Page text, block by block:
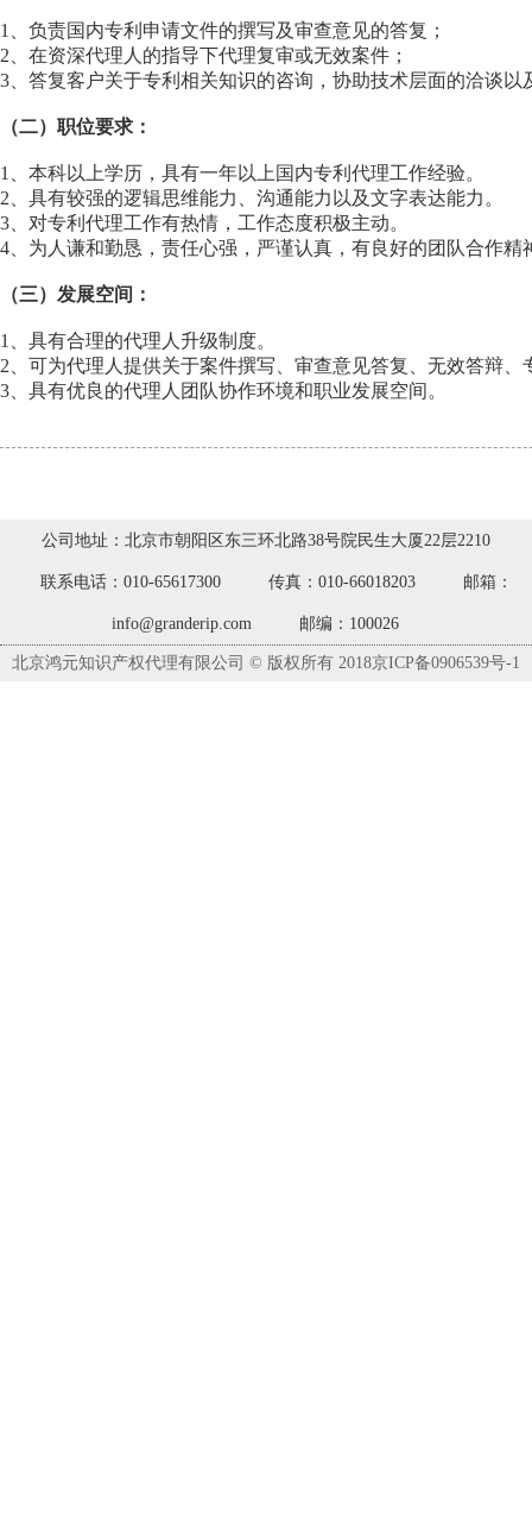
1、负责国内专利申请文件的撰写及审查意见的答复；
2、在资深代理人的指导下代理复审或无效案件；
3、答复客户关于专利相关知识的咨询，协助技术层面的洽谈以
（二）职位要求：
1、本科以上学历，具有一年以上国内专利代理工作经验。
2、具有较强的逻辑思维能力、沟通能力以及文字表达能力。
3、对专利代理工作有热情，工作态度积极主动。
4、为人谦和勤恳，责任心强，严谨认真，有良好的团队合作精
（三）发展空间：
1、具有合理的代理人升级制度。
2、可为代理人提供关于案件撰写、审查意见答复、无效答辩
3、具有优良的代理人团队协作环境和职业发展空间。
公司地址：北京市朝阳区东三环北路38号院民生大厦22层2210
联系电话：010-65617300 传真：010-66018203 邮箱：
info@granderip.com 邮编：100026
北京鸿元知识产权代理有限公司 © 版权所有 2018京ICP备0906539号-1